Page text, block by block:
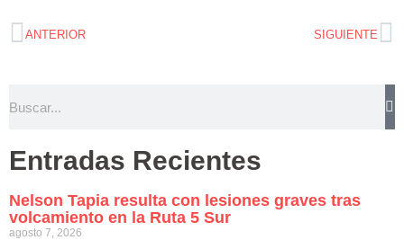
ANTERIOR SIGUIENTE
Entradas Recientes
Nelson Tapia resulta con lesiones graves tras
volcamiento en la Ruta 5 Sur
agosto 7, 2026